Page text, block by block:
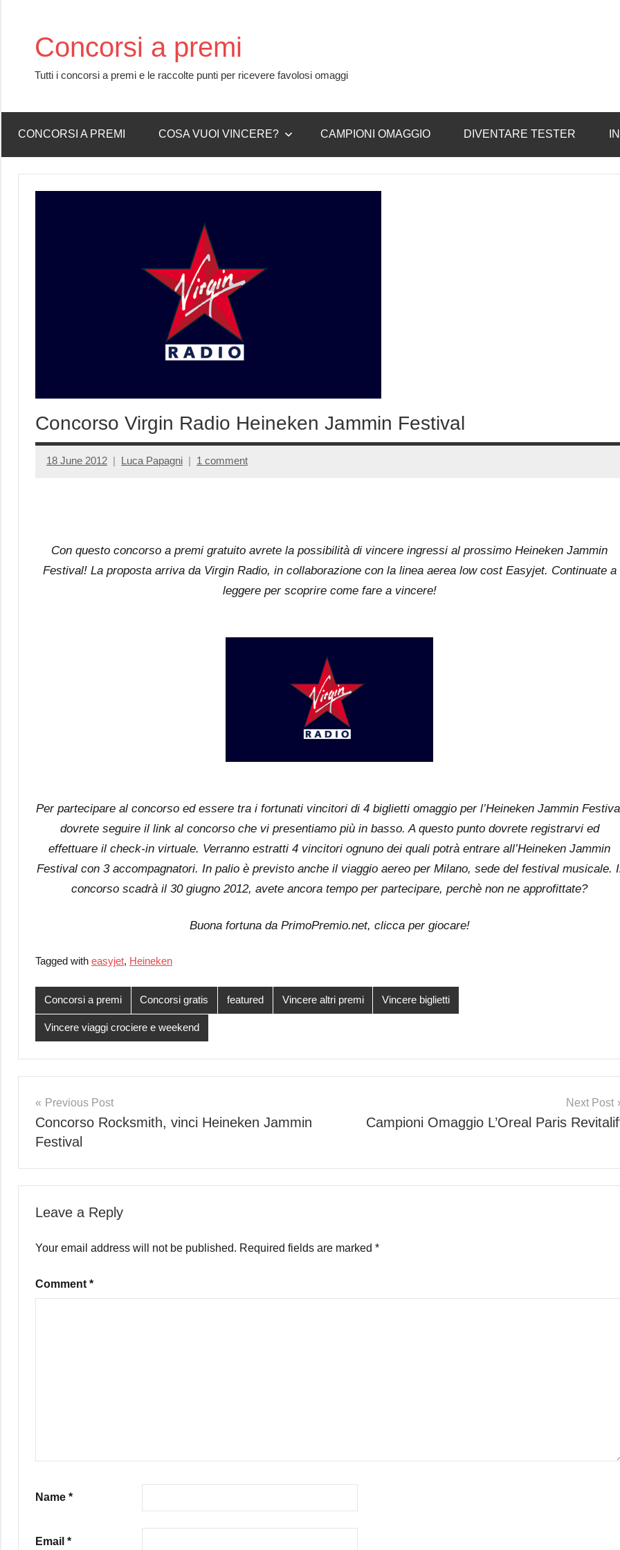
contentConcorsi a premi
Tutti i concorsi a premi e le raccolte punti per ricevere favolosi omaggi
CONCORSI A PREMI COSA VUOI VINCERE? CAMPIONI OMAGGIO DIVENTARE TESTER
Concorso Virgin Radio Heineken Jammin Festival
18 June 2012 Luca Papagni 1 comment
Con questo concorso a premi gratuito avrete la possibilità di vincere ingressi al prossimo Heineken Jammin
Festival! La proposta arriva da Virgin Radio, in collaborazione con la linea aerea low cost Easyjet. Continuate a
leggere per scoprire come fare a vincere!
Per partecipare al concorso ed essere tra i fortunati vincitori di 4 biglietti omaggio per l’Heineken Jammin
dovrete seguire il link al concorso che vi presentiamo più in basso. A questo punto dovrete registrarvi ed
effettuare il check-in virtuale. Verranno estratti 4 vincitori ognuno dei quali potrà entrare all’Heineken Jammin
Festival con 3 accompagnatori. In palio è previsto anche il viaggio aereo per Milano, sede del festival musicale.
concorso scadrà il 30 giugno 2012, avete ancora tempo per partecipare, perchè non ne approfittate?
Buona fortuna da PrimoPremio.net, clicca per giocare!
Tagged with easyjet, Heineken
Concorsi a premi Concorsi gratis featured Vincere altri premi Vincere biglietti
Vincere viaggi crociere e weekend
Post
navigation
Previous Post
Concorso Rocksmith, vinci Heineken Jammin
Festival
Next Post
Campioni Omaggio L’Oreal Paris
Leave a Reply
Your email address will not be published. Required fields are marked *
Comment *
Name *
Email *